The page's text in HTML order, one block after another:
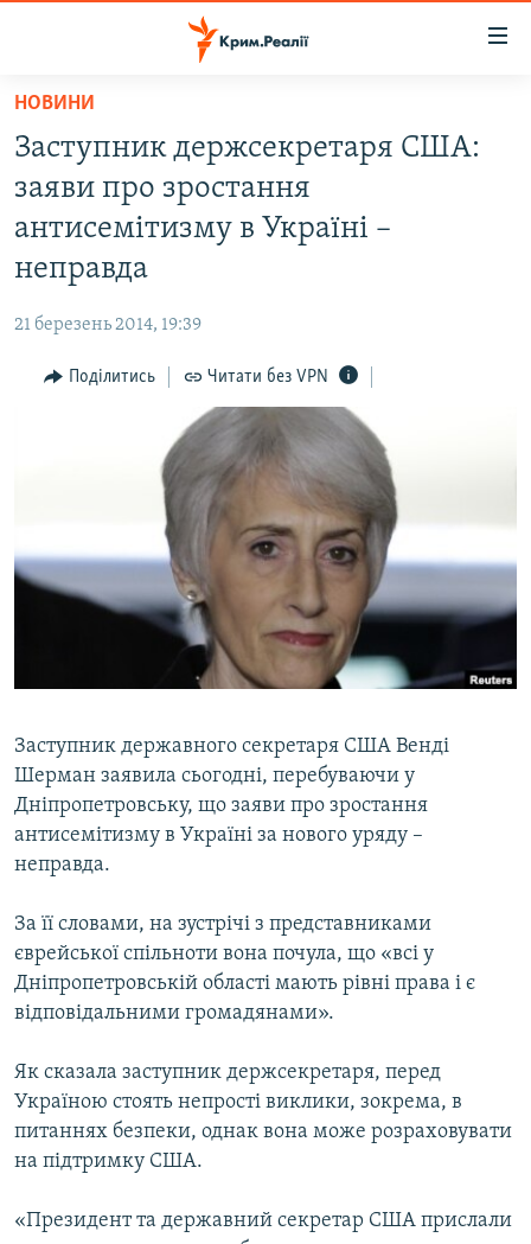
Перейти
основного
матеріалу
до
основної
Перейти
пошуку
ВОДА.КРИМ
ВІДЕО ТА ФОТО
ПОГЛЯД
ІНТЕРВ'Ю
ВІДЕОУРОКИ «ELIFBE»
СВІДЧЕННЯ ОКУПАЦІЇ
УКРАЇНСЬКА ПРОБЛЕМА КРИМУ
ЯК ОБІЙТИ БЛОКУВАННЯ
Русский
Qırımtatar
Усі сайти RFE/RL
НОВИНИ
Заступник держсекретаря США:
заяви про зростання
антисемітизму в Україні –
неправда
21 березень 2014, 19:39
Поділитись Читати без VPN
Заступник державного секретаря США Венді
Шерман заявила сьогодні, перебуваючи у
Дніпропетровську, що заяви про зростання
антисемітизму в Україні за нового уряду –
неправда.
За її словами, на зустрічі з представниками
єврейської спільноти вона почула, що «всі у
Дніпропетровській області мають рівні права і є
відповідальними громадянами».
Як сказала заступник держсекретаря, перед
Україною стоять непрості виклики, зокрема, в
питаннях безпеки, однак вона може розраховувати
на підтримку США.
«Президент та державний секретар США прислали